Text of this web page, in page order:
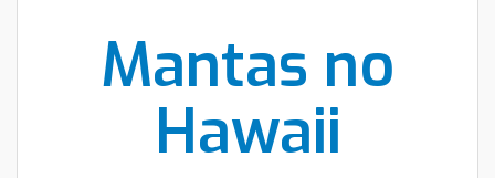
Mantas no
Hawaii